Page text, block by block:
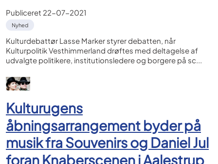
Publiceret 22-07-2021
Nyhed
Kulturdebattør Lasse Marker styrer debatten, når
Kulturpolitik Vesthimmerland drøftes med deltagelse af
udvalgte politikere, institutionsledere og borgere på sc...
Kulturugens
åbningsarrangement byder på
musik fra Souvenirs og Daniel Jul
foran Knaberscenen i Aalestrup